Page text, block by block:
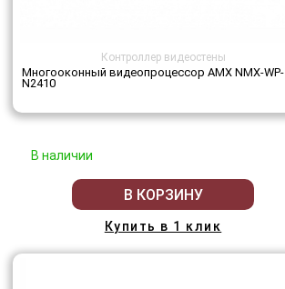
Контроллер видеостены
Многооконный видеопроцессор AMX NMX-WP-
N2410
В наличии
В КОРЗИНУ
Купить в 1 клик